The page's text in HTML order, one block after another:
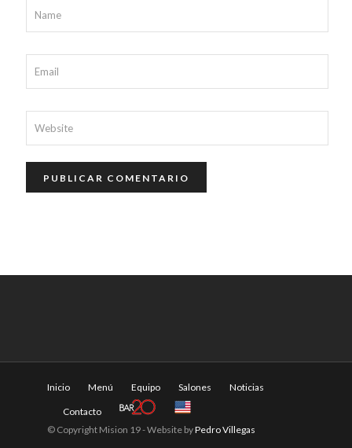
Inicio Menú Equipo Salones Noticias
Contacto
© Copyright Mision 19 - Website byPedro Villegas